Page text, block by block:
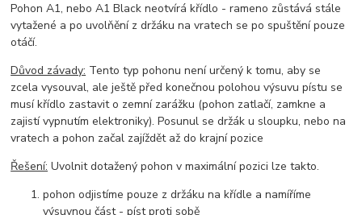
Pohon A1, nebo A1 Black neotvírá křídlo - rameno zůstává stále
vytažené a po uvolňění z držáku na vratech se po spuštění pouze
otáčí.
Důvod závady: Tento typ pohonu není určený k tomu, aby se
zcela vysouval, ale ještě před konečnou polohou výsuvu pístu se
musí křídlo zastavit o zemní zarážku (pohon zatlačí, zamkne a
zajistí vypnutím elektroniky). Posunul se držák u sloupku, nebo na
vratech a pohon začal zajíždět až do krajní pozice
Řešení: Uvolnit dotažený pohon v maximální pozici lze takto.
pohon odjistíme pouze z držáku na křídle a namíříme
výsuvnou část - píst proti sobě